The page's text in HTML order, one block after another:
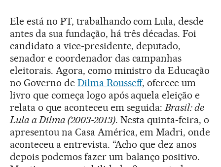
Ele está no PT, trabalhando com Lula, desde
antes da sua fundação, há três décadas. Foi
candidato a vice-presidente, deputado,
senador e coordenador das campanhas
eleitorais. Agora, como ministro da Educação
no Governo de Dilma Rousseff, oferece um
livro que começa logo após aquela eleição e
relata o que aconteceu em seguida:Brasil: de
Lula a Dilma (2003-2013). Nesta quinta-feira, o
apresentou na Casa América, em Madri, onde
aconteceu a entrevista. “Acho que dez anos
depois podemos fazer um balanço positivo.